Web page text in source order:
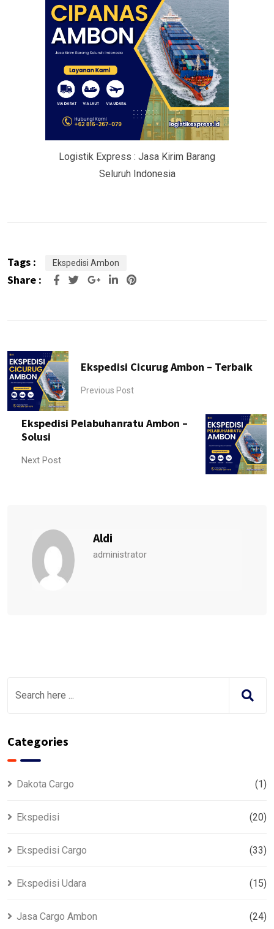
Logistik Express : Jasa Kirim Barang
Seluruh Indonesia
Tags : Ekspedisi Ambon
Share : Google+LinkedIn
Pinterest
Ekspedisi Cicurug Ambon – Terbaik
Previous Post
Ekspedisi Pelabuhanratu Ambon –
Solusi
Next Post
Aldi
administrator
Categories
Dakota Cargo (1)
Ekspedisi (20)
Ekspedisi Cargo (33)
Ekspedisi Udara (15)
Jasa Cargo Ambon (24)